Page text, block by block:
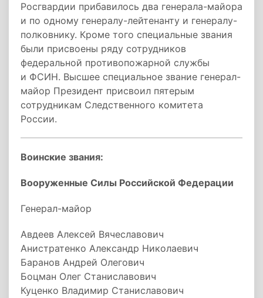
Росгвардии прибавилось два генерала-майора
и по одному генералу-лейтенанту и генералу-
полковнику. Кроме того специальные звания
были присвоены ряду сотрудников
федеральной противопожарной службы
и ФСИН. Высшее специальное звание генерал-
майор Президент присвоил пятерым
сотрудникам Следственного комитета
России.
Воинские звания:
Вооруженные Силы Российской Федерации
Генерал-майор
Авдеев Алексей Вячеславович
Анистратенко Александр Николаевич
Баранов Андрей Олегович
Боцман Олег Станиславович
Куценко Владимир Станиславович